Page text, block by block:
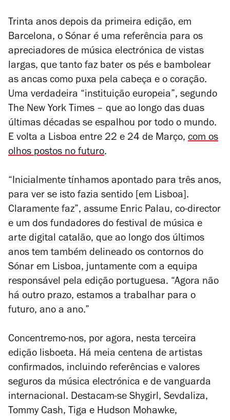
Trinta anos depois da primeira edição, em
Barcelona, o Sónar é uma referência para os
apreciadores de música electrónica de vistas
largas, que tanto faz bater os pés e bambolear
as ancas como puxa pela cabeça e o coração.
Uma verdadeira “instituição europeia”, segundo
The New York Times – que ao longo das duas
últimas décadas se espalhou por todo o mundo.
E volta a Lisboa entre 22 e 24 de Março, com os
olhos postos no futuro.
“Inicialmente tínhamos apontado para três anos,
para ver se isto fazia sentido [em Lisboa].
Claramente faz”, assume Enric Palau, co-director
e um dos fundadores do festival de música e
arte digital catalão, que ao longo dos últimos
anos tem também delineado os contornos do
Sónar em Lisboa, juntamente com a equipa
responsável pela edição portuguesa. “Agora não
há outro prazo, estamos a trabalhar para o
futuro, ano a ano.”
Concentremo-nos, por agora, nesta terceira
edição lisboeta. Há meia centena de artistas
confirmados, incluindo referências e valores
seguros da música electrónica e de vanguarda
internacional. Destacam-se Shygirl, Sevdaliza,
Tommy Cash, Tiga e Hudson Mohawke,